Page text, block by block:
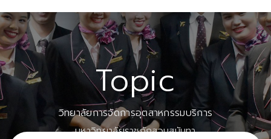
Topic
วิทยาลัยการจัดการอุตสาหกรรมบริการ
มหาวิทยาลัยราชภัฏสวนสุนันทา